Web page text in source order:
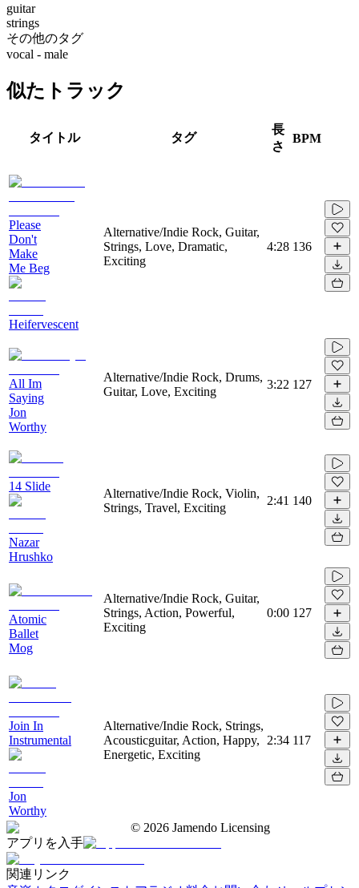
guitar
strings
その他のタグ
vocal - male
似たトラック
タイトル タグ
長
さ
BPM
Please
Don't
Make
Me Beg
Heifervescent
Alternative/Indie Rock, Guitar,
Strings, Love, Dramatic,
Exciting
4:28 136
All Im
Saying
Jon
Worthy
Alternative/Indie Rock, Drums,
Guitar, Love, Exciting
3:22 127
14 Slide
Nazar
Hrushko
Alternative/Indie Rock, Violin,
Strings, Travel, Exciting
2:41 140
Atomic
Ballet
Mog
Alternative/Indie Rock, Guitar,
Strings, Action, Powerful,
Exciting
0:00 127
Join In
Instrumental
Jon
Worthy
Alternative/Indie Rock, Strings,
Acousticguitar, Action, Happy,
Energetic, Exciting
2:34 117
© 2026 Jamendo Licensing
アプリを入手
関連リンク